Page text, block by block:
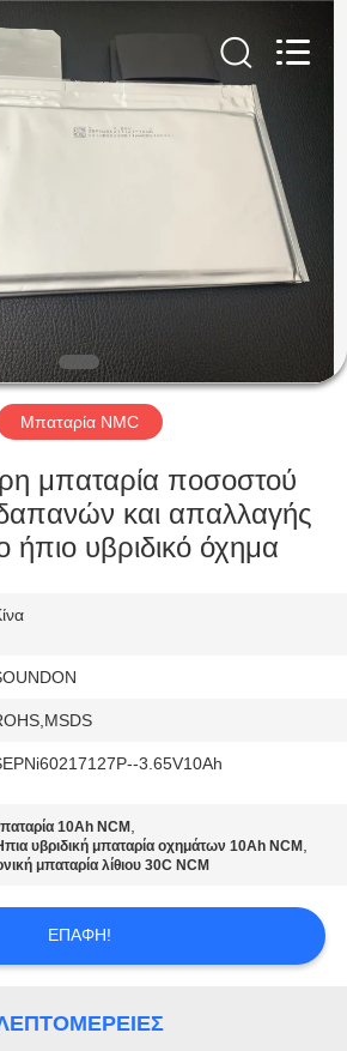
Μπαταρία NMC
μπαταρία ποσοστού
και απαλλαγής
ήπιο υβριδικό όχημα
3.65V10Ah
10Ah NCM ,
υβριδική μπαταρία οχημάτων 10Ah NCM ,
μπαταρία λίθιου 30C NCM
ΕΠΑΦΉ!